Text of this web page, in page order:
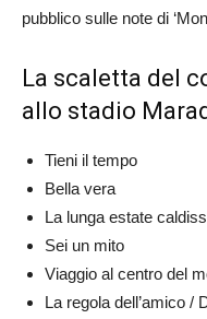
pubblico sulle note di
La scaletta del
allo stadio
Tieni il tempo
Bella vera
La lunga estate
Sei un mito
Viaggio al centro del
La regola dell’amico /